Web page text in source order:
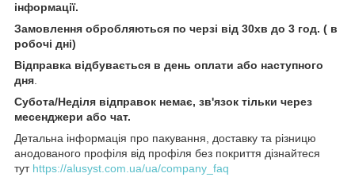
інформації.
Замовлення обробляються по черзі від 30хв до 3 год. ( в
робочі дні)
Відправка відбувається в день оплати або наступного
дня
Субота/Неділя відправок немає, зв'язок тільки через
месенджери або чат.
Детальна інформація про пакування, доставку та різницю
анодованого профіля від профіля без покриття дізнайтеся
тут https://alusyst.com.ua/ua/company_faq